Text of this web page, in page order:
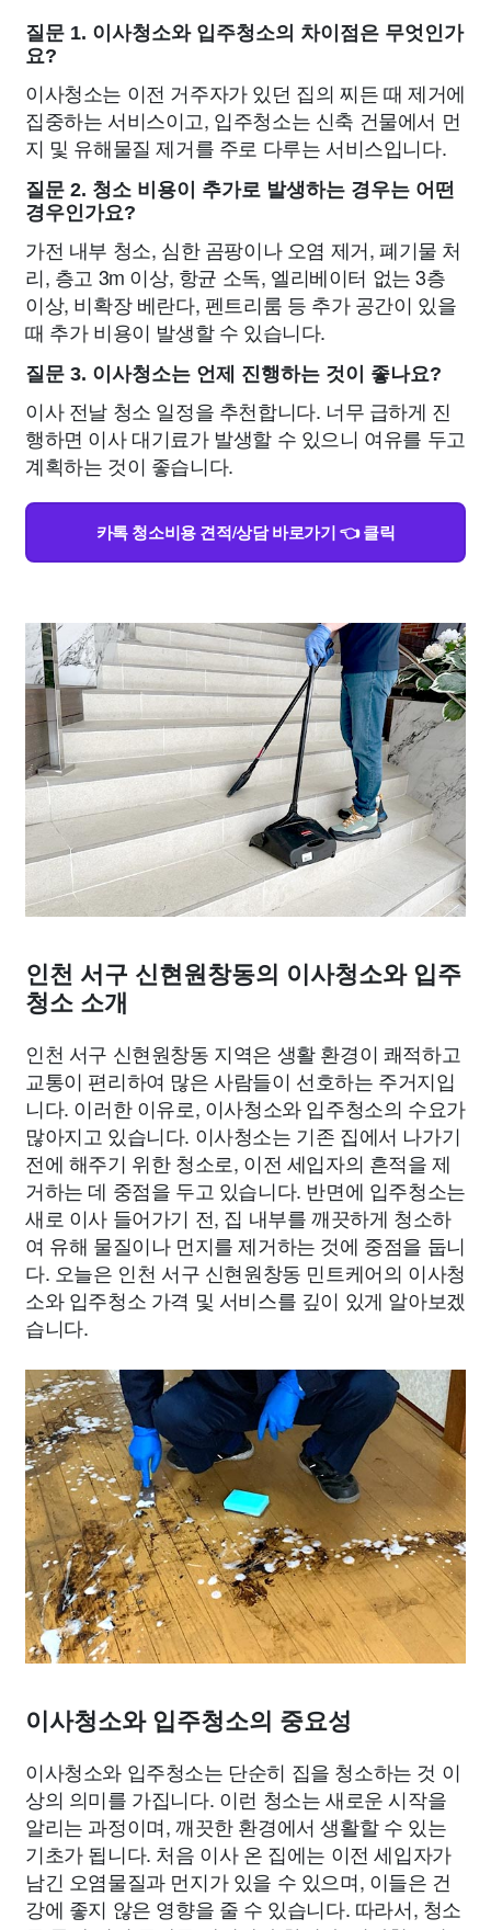
질문 1. 이사청소와 입주청소의 차이점은 무엇인가
요?
이사청소는 이전 거주자가 있던 집의 찌든 때 제거에
집중하는 서비스이고, 입주청소는 신축 건물에서 먼
지 및 유해물질 제거를 주로 다루는 서비스입니다.
질문 2. 청소 비용이 추가로 발생하는 경우는 어떤
경우인가요?
가전 내부 청소, 심한 곰팡이나 오염 제거, 폐기물 처
리, 층고 3m 이상, 항균 소독, 엘리베이터 없는 3층
이상, 비확장 베란다, 펜트리룸 등 추가 공간이 있을
때 추가 비용이 발생할 수 있습니다.
질문 3. 이사청소는 언제 진행하는 것이 좋나요?
이사 전날 청소 일정을 추천합니다. 너무 급하게 진
행하면 이사 대기료가 발생할 수 있으니 여유를 두고
계획하는 것이 좋습니다.
카톡 청소비용 견적/상담 바로가기 👈 클릭
인천 서구 신현원창동의 이사청소와 입주
청소 소개
인천 서구 신현원창동 지역은 생활 환경이 쾌적하고
교통이 편리하여 많은 사람들이 선호하는 주거지입
니다. 이러한 이유로, 이사청소와 입주청소의 수요가
많아지고 있습니다. 이사청소는 기존 집에서 나가기
전에 해주기 위한 청소로, 이전 세입자의 흔적을 제
거하는 데 중점을 두고 있습니다. 반면에 입주청소는
새로 이사 들어가기 전, 집 내부를 깨끗하게 청소하
여 유해 물질이나 먼지를 제거하는 것에 중점을 둡니
다. 오늘은 인천 서구 신현원창동 민트케어의 이사청
소와 입주청소 가격 및 서비스를 깊이 있게 알아보겠
습니다.
이사청소와 입주청소의 중요성
이사청소와 입주청소는 단순히 집을 청소하는 것 이
상의 의미를 가집니다. 이런 청소는 새로운 시작을
알리는 과정이며, 깨끗한 환경에서 생활할 수 있는
기초가 됩니다. 처음 이사 온 집에는 이전 세입자가
남긴 오염물질과 먼지가 있을 수 있으며, 이들은 건
강에 좋지 않은 영향을 줄 수 있습니다. 따라서, 청소